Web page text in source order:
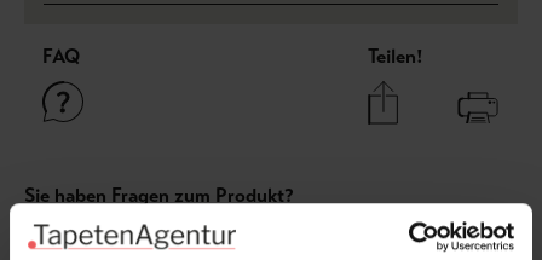
FAQ Teilen!
Sie haben Fragen zum Produkt?
Frage stellen